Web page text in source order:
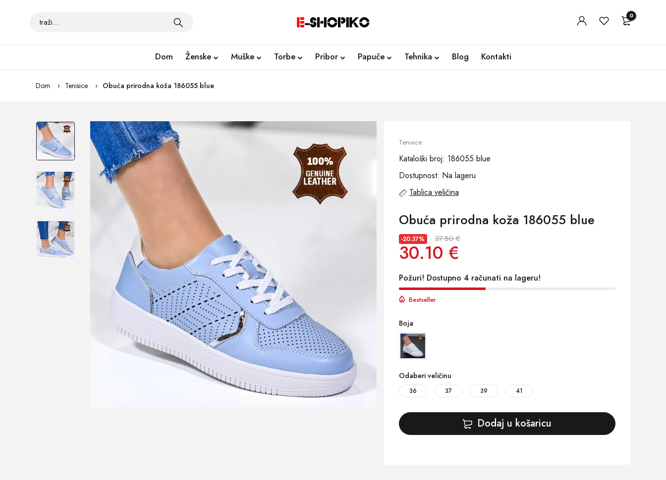
0
Dom Ženske Muške Torbe Pribor Papuče Tehnika Blog Kontakti
Dom Tenisice Obuća prirodna koža 186055 blue
Tenisice
Kataloški broj: 186055 blue
Dostupnost: Na lageru
Tablica veličina
Obuća prirodna koža 186055 blue
-20.37% 37.80 €
30.10 €
Požuri! Dostupno 4 računati na lageru!
Bestseller
Boja
Odaberi veličinu
36 37 39 41
Dodaj u košaricu